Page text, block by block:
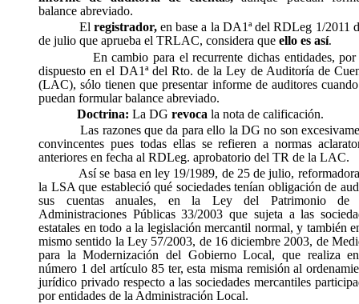
balance abreviado.
El registrador,en base a la DA1ª del RDLeg 1/2011
de julio que aprueba el TRLAC, considera que ello es así.
En cambio para el recurrente dichas entidades,
dispuesto en el DA1ª del Rto. de la Ley de Auditoría de
(LAC), sólo tienen que presentar informe de auditores
puedan formular balance abreviado.
Doctrina: La DG revoca la nota de calificación.
Las razones que da para ello la DG no son
convincentes pues todas ellas se refieren a normas
anteriores en fecha al RDLeg. aprobatorio del TR de la LAC.
Así se basa en ley 19/1989, de 25 de julio,
la LSA que estableció qué sociedades tenían obligación de
sus cuentas anuales, en la Ley del Patrimonio de
Administraciones Públicas 33/2003 que sujeta a las
estatales en todo a la legislación mercantil normal, y también
mismo sentido la Ley 57/2003, de 16 diciembre 2003, de
para la Modernización del Gobierno Local, que realiza
número 1 del artículo 85 ter, esta misma remisión al
jurídico privado respecto a las sociedades mercantiles
por entidades de la Administración Local.